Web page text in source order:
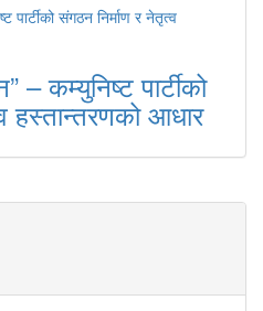
– कम्युनिष्ट पार्टीको
हस्तान्तरणको आधार